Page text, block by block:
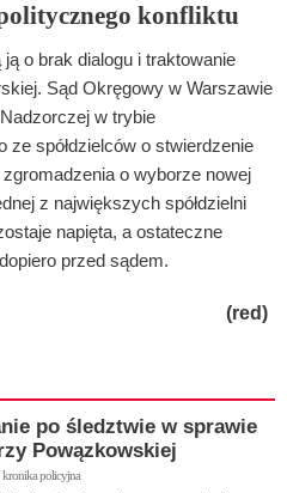
konfliktu
o brak dialogu i traktowanie
Sąd Okręgowy w Warszawie
w trybie
ze spółdzielców o stwierdzenie
o wyborze nowej
z największych spółdzielni
napięta, a ostateczne
przed sądem.
(red)
po śledztwie w sprawie
Powązkowskiej
policyjna